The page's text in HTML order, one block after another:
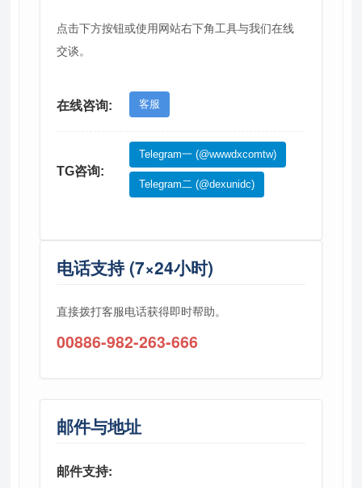
点击下方按钮或使用网站右下角工具与我们在线
交谈。
在线咨询: 客服
TG咨询:
Telegram一 (@wwwdxcomtw)
Telegram二 (@dexunidc)
电话支持 (7×24小时)
直接拨打客服电话获得即时帮助。
00886-982-263-666
邮件与地址
邮件支持: